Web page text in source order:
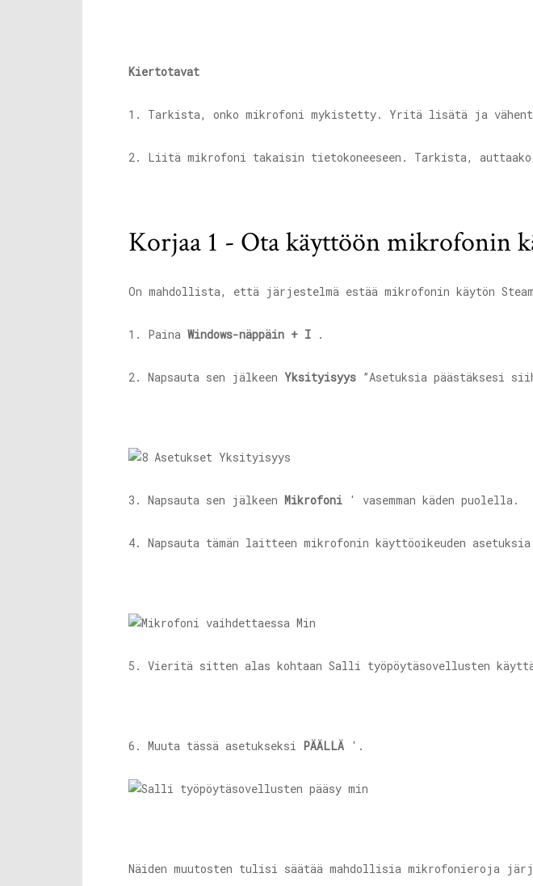
Kiertotavat
1. Tarkista, onko mikrofoni mykistetty. Yritä lisätä ja
2. Liitä mikrofoni takaisin tietokoneeseen. Tarkista, auttaako
Korjaa 1 - Ota käyttöön mikrofonin
On mahdollista, että järjestelmä estää mikrofonin käytön
1. Paina Windows-näppäin + I .
2. Napsauta sen jälkeen Yksityisyys ”Asetuksia päästäksesi
3. Napsauta sen jälkeen Mikrofoni ' vasemman käden puolella.
4. Napsauta tämän laitteen mikrofonin käyttöoikeuden asetuksia
5. Vieritä sitten alas kohtaan Salli työpöytäsovellusten
6. Muuta tässä asetukseksi PÄÄLLÄ '.
Näiden muutosten tulisi säätää mahdollisia mikrofonieroja